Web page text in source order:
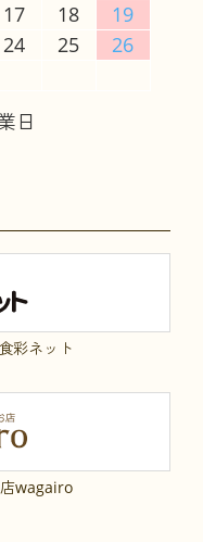
17 18
19
24 25
26
彩ネット
wagairo